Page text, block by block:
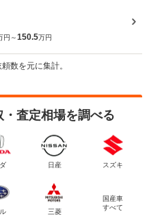
円～150.5万円
数を元に集計。
査定相場を調べる
日産 スズキ
三菱
国産車
すべて